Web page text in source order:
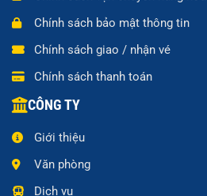
Chính sách bảo mật thông tin
Chính sách giao / nhận vé
Chính sách thanh toán
CÔNG TY
Giới thiệu
Văn phòng
Dịch vụ